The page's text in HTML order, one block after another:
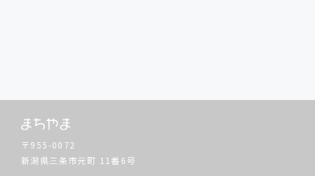
〒955-0072
新潟県三条市元町 11番6号